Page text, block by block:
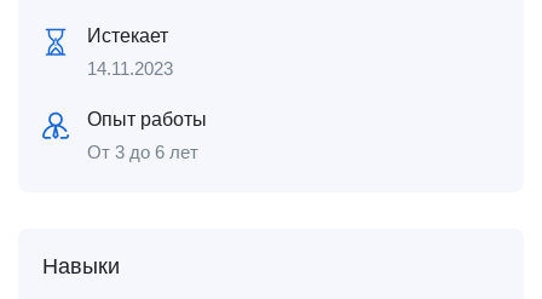
Истекает
14.11.2023
Опыт работы
От 3 до 6 лет
Навыки